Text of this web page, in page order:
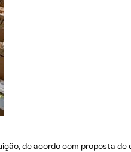
de acordo com proposta de